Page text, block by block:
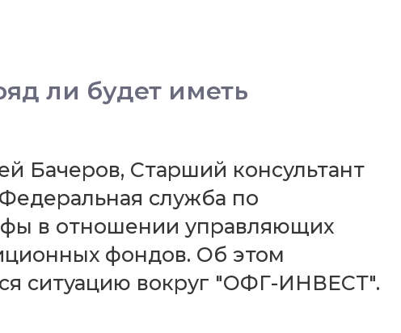
ли будет иметь
Бачеров, Старший консультант
служба по
в отношении управляющих
фондов. Об этом
ситуацию вокруг "ОФГ-ИНВЕСТ".